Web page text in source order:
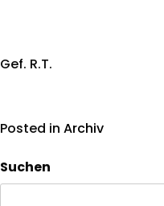
Gef. R.T.
Posted in Archiv
Suchen